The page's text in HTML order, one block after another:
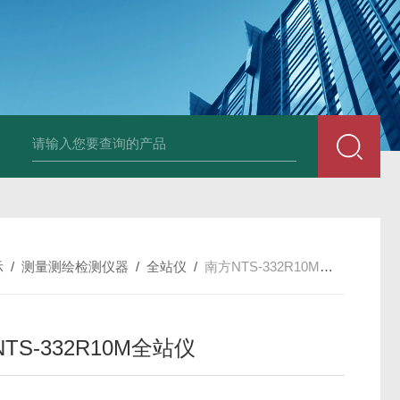
中深浅层地源热泵空调系统运行故障诊断修复 冷暖双
/测量测绘检测仪器 /全站仪 /南方NTS-332R10M全站仪
332R10M全站仪